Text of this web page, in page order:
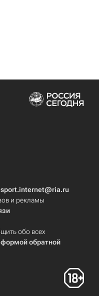
и рекламы
обо всех
формой обратной